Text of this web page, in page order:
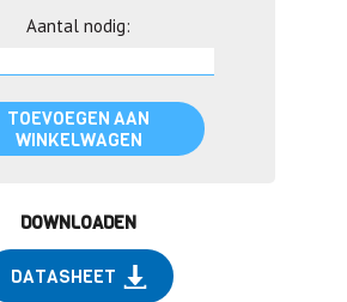
Aantal nodig:
TOEVOEGEN AAN
WINKELWAGEN
DOWNLOADEN
DATASHEET